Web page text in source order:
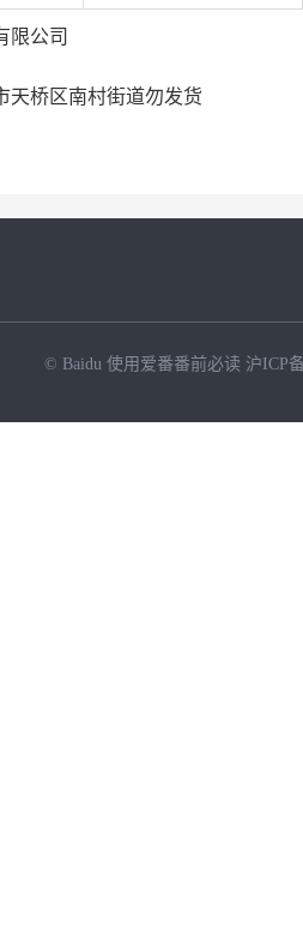
限公司
天桥区南村街道勿发货
© Baidu 使用爱番番前必读 沪ICP